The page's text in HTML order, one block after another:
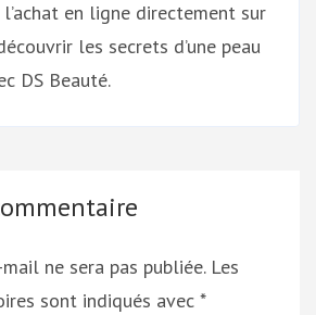
en ligne directement sur
les secrets d’une peau
DS Beauté.
ne sera pas publiée. Les
sont indiqués avec *